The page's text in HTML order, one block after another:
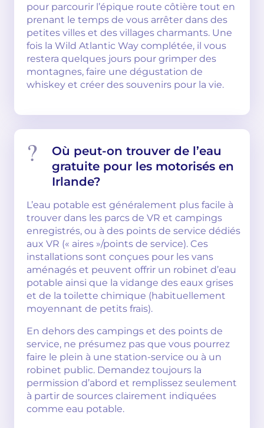
pour parcourir l’épique route côtière tout en
prenant le temps de vous arrêter dans des
petites villes et des villages charmants. Une
fois la Wild Atlantic Way complétée, il vous
restera quelques jours pour grimper des
montagnes, faire une dégustation de
whiskey et créer des souvenirs pour la vie.
Où peut-on trouver de l’eau
gratuite pour les motorisés en
Irlande?
L’eau potable est généralement plus facile à
trouver dans les parcs de VR et campings
enregistrés, ou à des points de service dédiés
aux VR (« aires »/points de service). Ces
installations sont conçues pour les vans
aménagés et peuvent offrir un robinet d’eau
potable ainsi que la vidange des eaux grises
et de la toilette chimique (habituellement
moyennant de petits frais).
En dehors des campings et des points de
service, ne présumez pas que vous pourrez
faire le plein à une station-service ou à un
robinet public. Demandez toujours la
permission d’abord et remplissez seulement
à partir de sources clairement indiquées
comme eau potable.